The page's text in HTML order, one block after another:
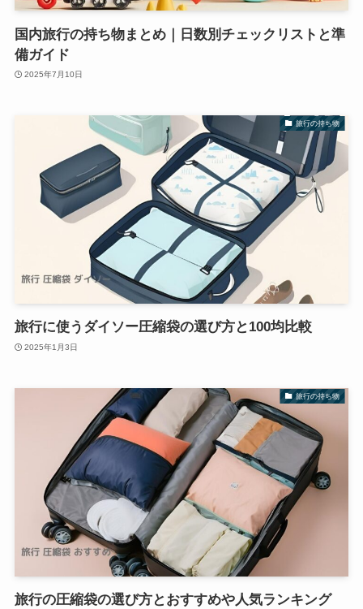
国内旅行の持ち物まとめ｜日数別チェックリストと準
備ガイド
2025年7月10日
旅行の持ち物
旅行に使うダイソー圧縮袋の選び方と100均比較
2025年1月3日
旅行の持ち物
旅行の圧縮袋の選び方とおすすめや人気ランキング